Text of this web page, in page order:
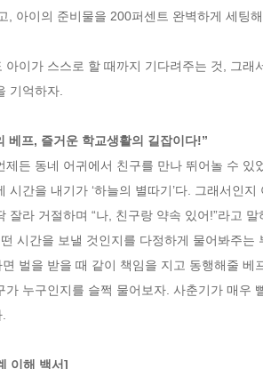
, 아이의 준비물을 200퍼센트 완벽하게 세팅
아이가 스스로 할 때까지 기다려주는 것, 그
기억하자.
“내 아이의 베프, 즐거운 학교생활의 길잡이다!”
제든 동네 어귀에서 친구를 만나 뛰어놀 수
시간을 내기가 ‘하늘의 별따기’다. 그래서인
잘라 거절하며 “나, 친구랑 약속 있어!”라고
시간을 보낼 것인지를 다정하게 물어봐주
벌을 받을 때 같이 책임을 지고 동행해줄
가 누구인지를 슬쩍 물어보자. 사춘기가 매우
이해 백서]